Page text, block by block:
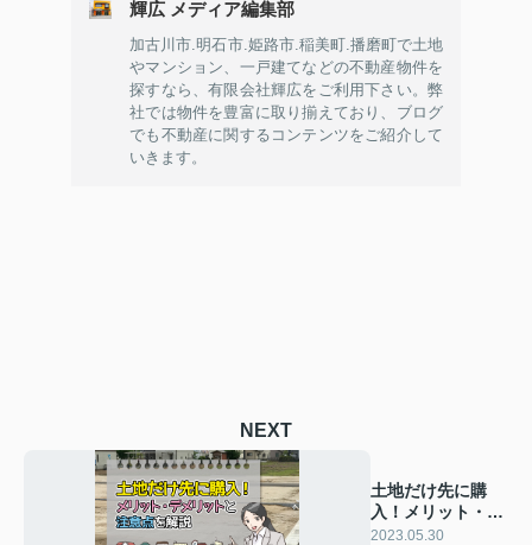
輝広 メディア編集部
加古川市.明石市.姫路市.稲美町.播磨町で土地
やマンション、一戸建てなどの不動産物件を
探すなら、有限会社輝広をご利用下さい。弊
社では物件を豊富に取り揃えており、ブログ
でも不動産に関するコンテンツをご紹介して
いきます。
NEXT
土地だけ先に購
入！メリット・デ
メリットと注意点
2023.05.30